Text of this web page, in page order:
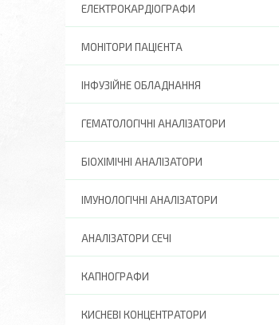
ЕЛЕКТРОКАРДІОГРАФИ
МОНІТОРИ ПАЦІЄНТА
ІНФУЗІЙНЕ ОБЛАДНАННЯ
ГЕМАТОЛОГІЧНІ АНАЛІЗАТОРИ
БІОХІМІЧНІ АНАЛІЗАТОРИ
ІМУНОЛОГІЧНІ АНАЛІЗАТОРИ
АНАЛІЗАТОРИ СЕЧІ
КАПНОГРАФИ
КИСНЕВІ КОНЦЕНТРАТОРИ